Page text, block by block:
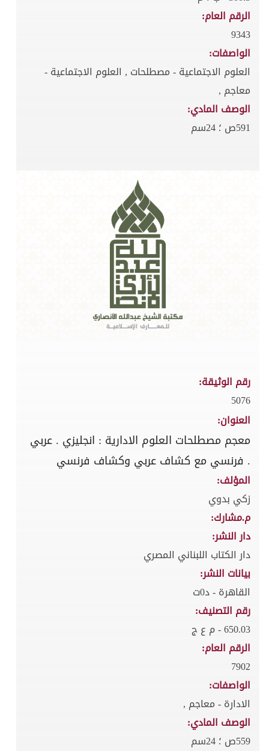
الرقم العام:
9343
الواصفات:
العلوم الاجتماعية - مصطلحات , العلوم الاجتماعية -
معاجم ,
الوصف المادي:
591ص ؛ 24سم
رقم الوثيقة:
5076
العنوان:
معجم مصطلحات العلوم الادارية : انجليزي . عربي
. فرنسي مع كشاف عربي وكشاف فرنسي
المؤلف:
زكي بدوي
م.مشارك:
دار النشر:
دار الكتاب اللبناني المصري
بيانات النشر:
القاهرة - د0ت
رقم التصنيف:
650.03 - م ع ج
الرقم العام:
7902
الواصفات:
الادارة - معاجم ,
الوصف المادي:
559ص ؛ 24سم